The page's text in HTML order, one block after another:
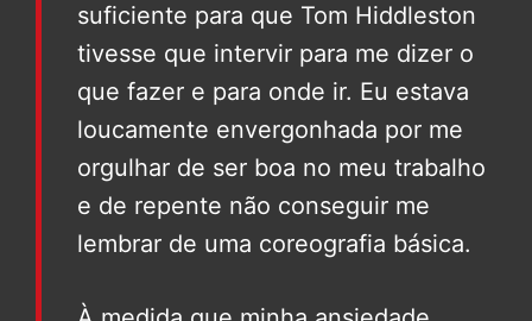
suficiente para que Tom Hiddleston
tivesse que intervir para me dizer o
que fazer e para onde ir. Eu estava
loucamente envergonhada por me
orgulhar de ser boa no meu trabalho
e de repente não conseguir me
lembrar de uma coreografia básica.